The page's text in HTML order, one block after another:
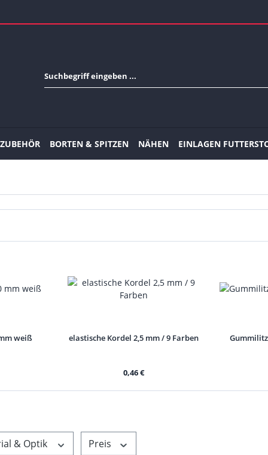
BORTEN & SPITZEN NÄHEN EINLAGEN
weiß elastische Kordel 2,5 mm / 9 Farben
0,46 €
& Optik Preis